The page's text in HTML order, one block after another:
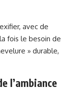
avec de
fois le besoin de
» durable,
l’ambiance